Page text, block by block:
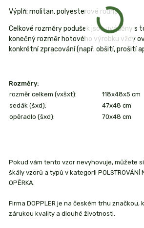
Výplň: molitan, polyesterové rouno.
Celkové rozměry podušek jsou uváděny s
konečný rozměr hotového výrobku vždy
konkrétní zpracování (např. obšití, prošití
Rozměry:
rozměr celkem (vxšxt):
118x48x5 cm
sedák (šxd):
47x48 cm
opěradlo (šxd):
70x48 cm
Pokud vám tento vzor nevyhovuje, můžete
škály vzorů a typů v kategorii POLSTROVÁNÍ
OPĚRKA.
Firma DOPPLER je na českém trhu značkou,
zárukou kvality a dlouhé životnosti.